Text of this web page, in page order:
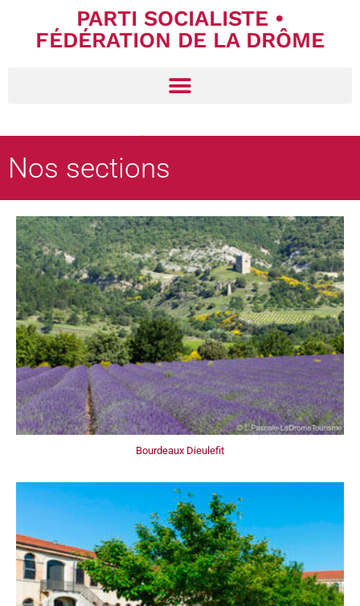
PARTI SOCIALISTE •
FÉDÉRATION DE LA DRÔME
Nos sections
Bourdeaux Dieulefit